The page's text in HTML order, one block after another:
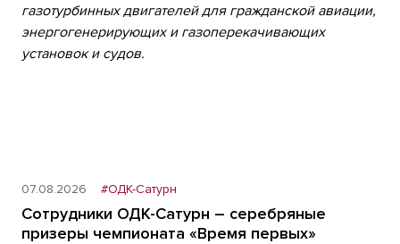
газотурбинных двигателей для гражданской авиации,
энергогенерирующих и газоперекачивающих
установок и судов.
07.08.2026 #ОДК-Сатурн
Сотрудники ОДК-Сатурн – серебряные
призеры чемпионата «Время первых»